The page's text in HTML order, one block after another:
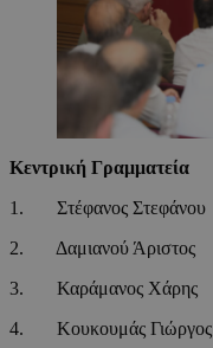
Κεντρική Γραμματεία
1. Στέφανος Στεφάνου
2. Δαμιανού Άριστος
3. Καράμανος Χάρης
4. Κουκουμάς Γιώργος